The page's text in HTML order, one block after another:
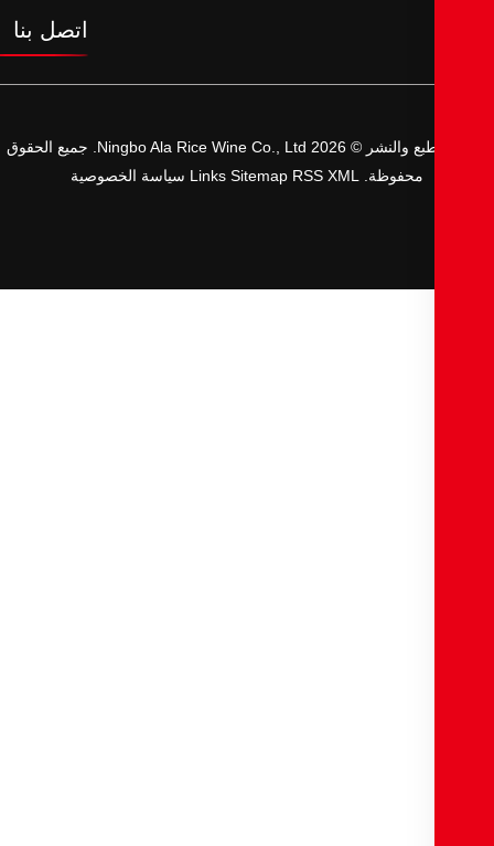
اتصل بنا
حقوق الطبع والنشر © 2026 Ningbo Ala Rice Wine Co., Ltd. جميع الحقوق
محفوظة.
Links Sitemap RSS XML سياسة الخصوصية